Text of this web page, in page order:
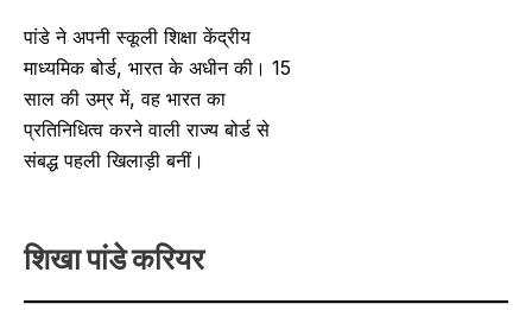
पांडे ने अपनी स्कूली शिक्षा केंद्रीय
माध्यमिक बोर्ड, भारत के अधीन की। 15
साल की उम्र में, वह भारत का
प्रतिनिधित्व करने वाली राज्य बोर्ड से
संबद्ध पहली खिलाड़ी बनीं।
शिखा पांडे करियर